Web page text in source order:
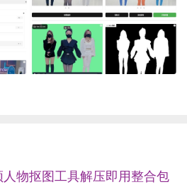
物抠图工具解压即用整合包